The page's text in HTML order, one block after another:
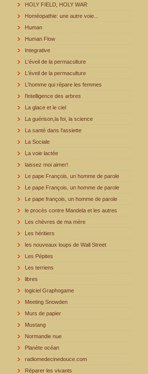
HOLY FIELD, HOLY WAR
Homéopathie: une autre voie...
Human
Human Flow
Integrative
L'éveil de la permaculture
L'éveil de la permaculture
L'homme qui répare les femmes
l'intelligence des arbres
La glace et le ciel
La guérison,la foi, la science
La santé dans l'assiette
La Sociale
La voie lactée
laissez moi aimer!
Le pape François, un homme de parole
Le pape François, un homme de parole
Le pape françois, un homme de parole
le procès contre Mandela et les autres
Les chèvres de ma mère
Les héritiers
les nouveaux loups de Wall Street
Les Pépites
Les terriens
libres
logiciel Graphogame
Meeting Snowden
Murs de papier
Mustang
Normandie nue
Planète océan
radiomedecinedouce.com
Réparer les vivants